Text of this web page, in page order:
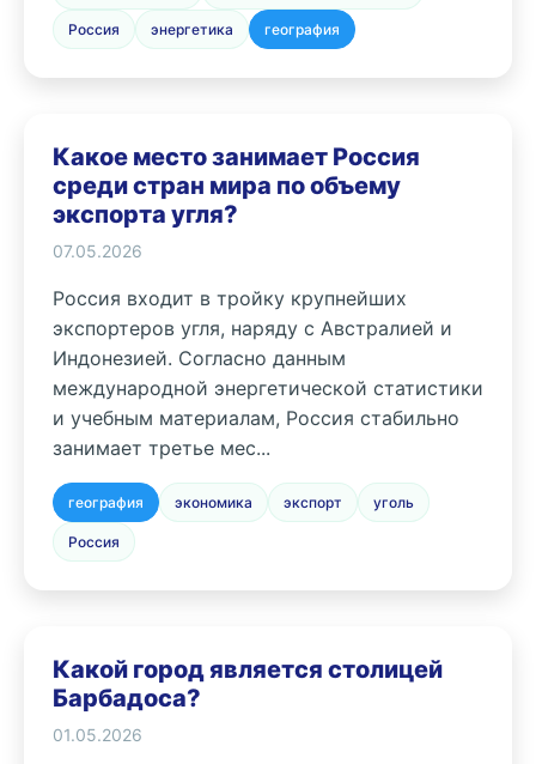
Россия энергетика география
Какое место занимает Россия
среди стран мира по объему
экспорта угля?
07.05.2026
Россия входит в тройку крупнейших
экспортеров угля, наряду с Австралией и
Индонезией. Согласно данным
международной энергетической статистики
и учебным материалам, Россия стабильно
занимает третье мес...
география экономика экспорт уголь
Россия
Какой город является столицей
Барбадоса?
01.05.2026